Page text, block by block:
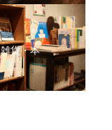
雑貨・本